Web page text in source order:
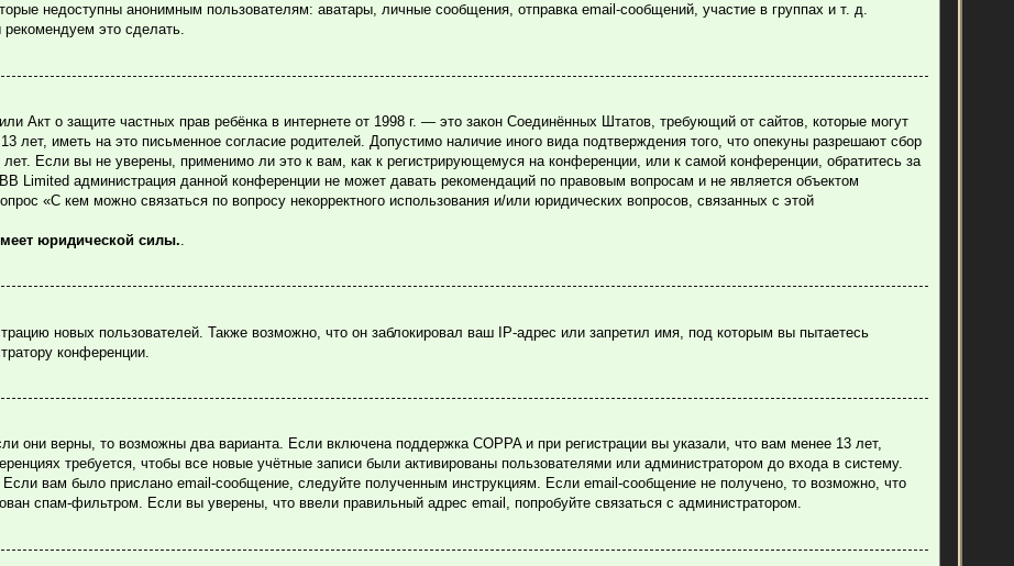
недоступны анонимным пользователям: аватары, личные сообщения, отправка email-сообщений, участие в группах и т. д.
рекомендуем это сделать.
Акт о защите частных прав ребёнка в интернете от 1998 г. — это закон Соединённых Штатов, требующий от сайтов, которые могут
иметь на это письменное согласие родителей. Допустимо наличие иного вида подтверждения того, что опекуны разрешают сбор
Если вы не уверены, применимо ли это к вам, как к регистрирующемуся на конференции, или к самой конференции, обратитесь за
Limited администрация данной конференции не может давать рекомендаций по правовым вопросам и не является объектом
«С кем можно связаться по вопросу некорректного использования и/или юридических вопросов, связанных с этой
юридической силы.
новых пользователей. Также возможно, что он заблокировал ваш IP-адрес или запретил имя, под которым вы пытаетесь
конференции.
они верны, то возможны два варианта. Если включена поддержка COPPA и при регистрации вы указали, что вам менее 13 лет,
требуется, чтобы все новые учётные записи были активированы пользователями или администратором до входа в систему.
вам было прислано email-сообщение, следуйте полученным инструкциям. Если email-сообщение не получено, то возможно, что
спам-фильтром. Если вы уверены, что ввели правильный адрес email, попробуйте связаться с администратором.